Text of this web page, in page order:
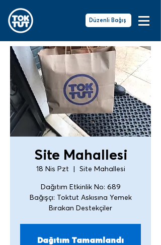
Düzenli Bağış
Site Mahallesi
18 Nis Pzt Site Mahallesi
Dağıtım Etkinlik No: 689
Bağışçı: Toktut Askısına Yemek
Bırakan Destekçiler
Dağıtım Tamamlandı